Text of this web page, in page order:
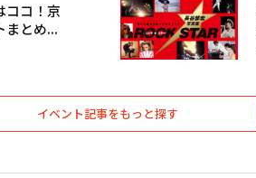
ココ！京
まとめ...
イベント記事をもっと探す